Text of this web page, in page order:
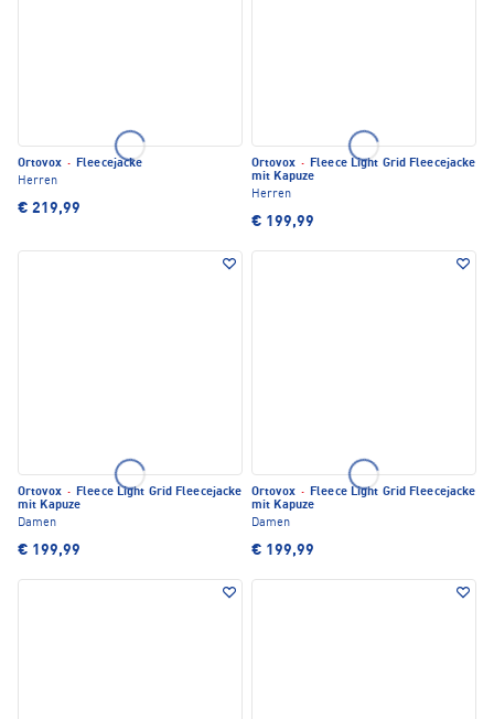
Ortovox · Fleecejacke
Herren
€ 219,99
Ortovox · Fleece Light Grid Fleecejacke
mit Kapuze
Herren
€ 199,99
Ortovox · Fleece Light Grid Fleecejacke
mit Kapuze
Damen
€ 199,99
Ortovox · Fleece Light Grid Fleecejacke
mit Kapuze
Damen
€ 199,99